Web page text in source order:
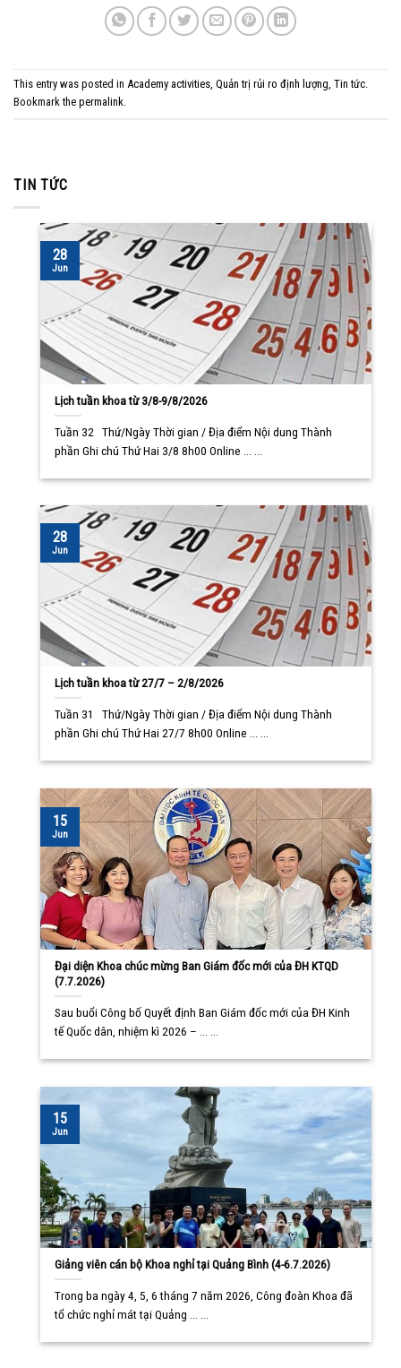
This entry was posted in Academy activities, Quản trị rủi ro định lượng, Tin tức.
Bookmark the permalink.
TIN TỨC
Lịch tuần khoa từ 3/8-9/8/2026
Tuần 32 Thứ/Ngày Thời gian / Địa điểm Nội dung Thành
phần Ghi chú Thứ Hai 3/8 8h00 Online ... ...
28
Jun
Lịch tuần khoa từ 27/7 – 2/8/2026
Tuần 31 Thứ/Ngày Thời gian / Địa điểm Nội dung Thành
phần Ghi chú Thứ Hai 27/7 8h00 Online ... ...
28
Jun
Đại diện Khoa chúc mừng Ban Giám đốc mới của ĐH KTQD
(7.7.2026)
Sau buổi Công bố Quyết định Ban Giám đốc mới của ĐH Kinh
tế Quốc dân, nhiệm kì 2026 – ... ...
15
Jun
Giảng viên cán bộ Khoa nghỉ tại Quảng Bình (4-6.7.2026)
Trong ba ngày 4, 5, 6 tháng 7 năm 2026, Công đoàn Khoa đã
tổ chức nghỉ mát tại Quảng ... ...
15
Jun